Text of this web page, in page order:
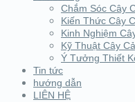
Chắm Sóc Cây
Kiến Thức Cây
Kinh Nghiệm
Kỹ Thuật Cây
Ý Tưởng Thiết
Tin tức
hướng dẫn
LIÊN HỆ